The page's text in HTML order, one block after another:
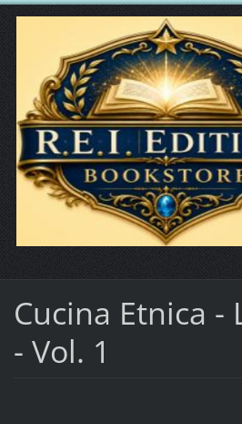
Cucina Etnica -
- Vol. 1